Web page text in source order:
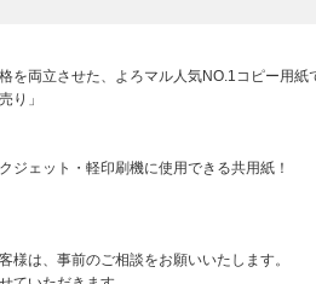
を両立させた、よろマル人気NO.1コピー用紙
り」
ジェット・軽印刷機に使用できる共用紙！
は、事前のご相談をお願いいたします。